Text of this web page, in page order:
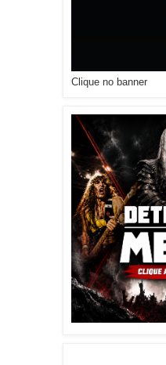
Clique no banner